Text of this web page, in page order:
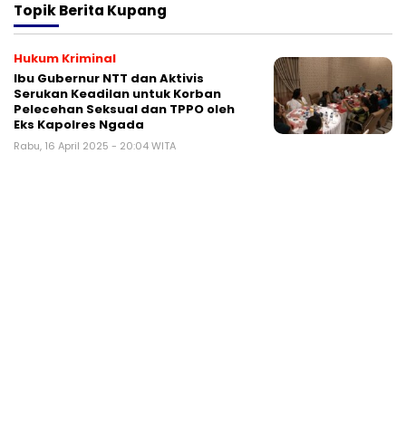
TopikBerita Kupang
Hukum Kriminal
Ibu Gubernur NTT dan Aktivis
Serukan Keadilan untuk Korban
Pelecehan Seksual dan TPPO oleh
Eks Kapolres Ngada
Rabu, 16 April 2025 - 20:04 WITA